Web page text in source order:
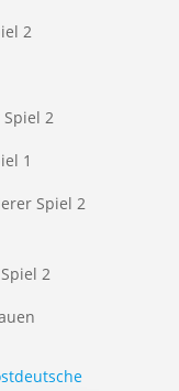
2
Spiel 2
1
Spiel 2
2